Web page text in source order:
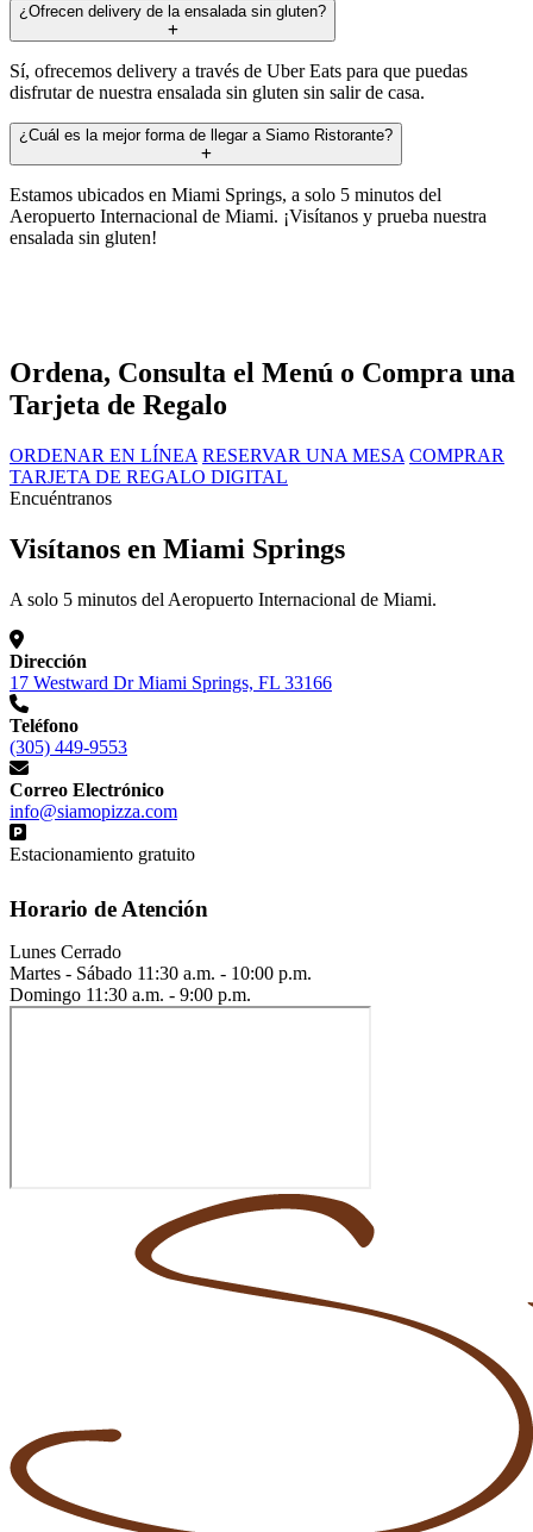
¿Ofrecen delivery de la ensalada sin gluten?
Sí, ofrecemos delivery a través de Uber Eats para que puedas
disfrutar de nuestra ensalada sin gluten sin salir de casa.
¿Cuál es la mejor forma de llegar a Siamo Ristorante?
Estamos ubicados en Miami Springs, a solo 5 minutos del
Aeropuerto Internacional de Miami. ¡Visítanos y prueba nuestra
ensalada sin gluten!
Ordena, Consulta el Menú o Compra una
Tarjeta de Regalo
ORDENAR EN LÍNEA RESERVAR UNA MESA COMPRAR
TARJETA DE REGALO DIGITAL
Encuéntranos
Visítanos en Miami Springs
A solo 5 minutos del Aeropuerto Internacional de Miami.
Dirección
17 Westward Dr Miami Springs, FL 33166
Teléfono
(305) 449-9553
Correo Electrónico
info@siamopizza.com
Estacionamiento gratuito
Horario de Atención
Lunes Cerrado
Martes - Sábado 11:30 a.m. - 10:00 p.m.
Domingo 11:30 a.m. - 9:00 p.m.